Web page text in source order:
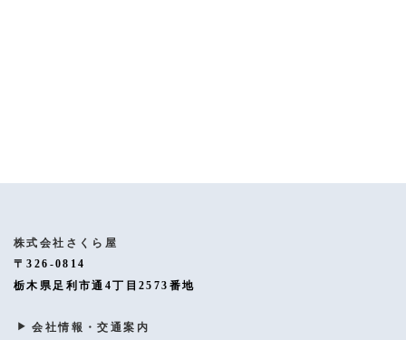
株式会社さくら屋
〒326-0814
栃木県足利市通4丁目2573番地
会社情報・交通案内